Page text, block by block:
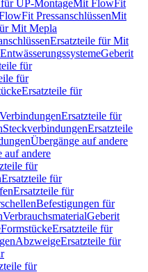
UP-MontageMit FlowFit
PressanschlüssenMit
Mit Mepla
Ersatzteile für Mit
Geberit
für
für
Ersatzteile für
VerbindungenErsatzteile für
SteckverbindungenErsatzteile
Übergänge auf andere
auf andere
für
Ersatzteile für
Ersatzteile für
Befestigungen für
VerbrauchsmaterialGeberit
FormstückeErsatzteile für
AbzweigeErsatzteile für
für